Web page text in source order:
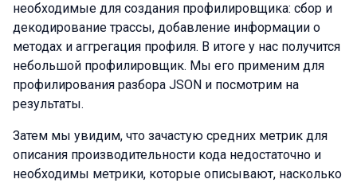
необходимые для создания профилировщика: сбор и
декодирование трассы, добавление информации о
методах и аггрегация профиля. В итоге у нас получится
небольшой профилировщик. Мы его применим для
профилирования разбора JSON и посмотрим на
результаты.
Затем мы увидим, что зачастую средних метрик для
описания производительности кода недостаточно и
необходимы метрики, которые описывают, насколько